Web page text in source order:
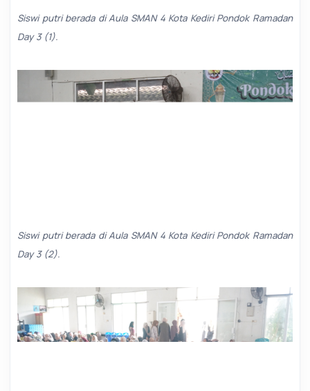
Siswi putri berada di Aula SMAN 4 Kota Kediri Pondok Ramadan
Day 3 (1).
Siswi putri berada di Aula SMAN 4 Kota Kediri Pondok Ramadan
Day 3 (2).